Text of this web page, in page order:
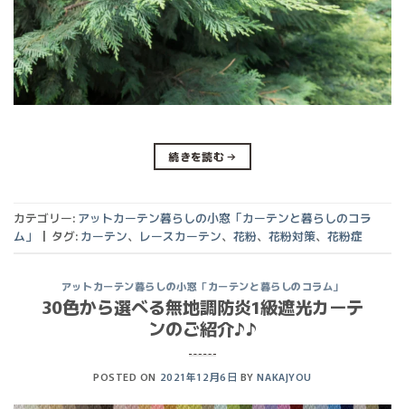
続きを読む→
カテゴリー: アットカーテン暮らしの小窓「カーテンと暮らしのコラ
ム」
| タグ: カーテン、 レースカーテン、 花粉、 花粉対策、 花粉症
アットカーテン暮らしの小窓「カーテンと暮らしのコラム」
30色から選べる無地調防炎1級遮光カーテ
ンのご紹介♪♪
POSTED ON 2021年12月6日 BYNAKAJYOU